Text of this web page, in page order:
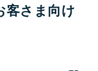
客さま向け